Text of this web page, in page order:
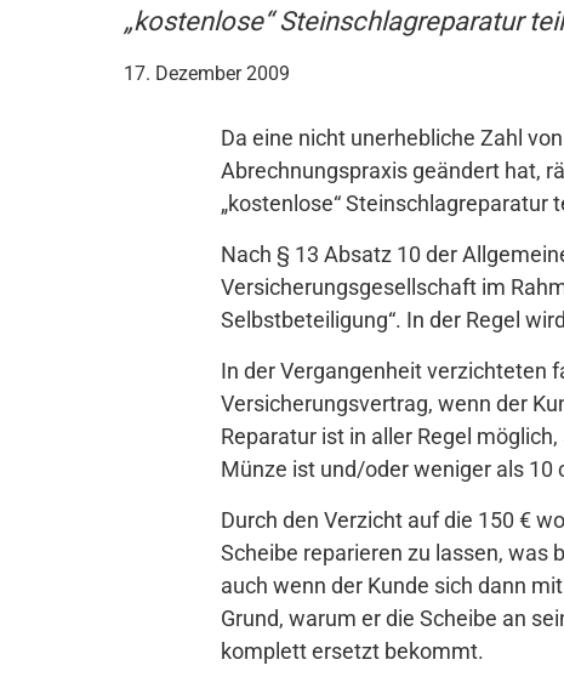
„kostenlose“ Steinschlagreparatur
17. Dezember 2009
Da eine nicht unerhebliche Zahl
Abrechnungspraxis geändert hat,
„kostenlose“ Steinschlagreparatur
Nach § 13 Absatz 10 der
Versicherungsgesellschaft im
Selbstbeteiligung“. In der Regel
In der Vergangenheit verzichteten
Versicherungsvertrag, wenn der
Reparatur ist in aller Regel
Münze ist und/oder weniger als
Durch den Verzicht auf die 150 €
Scheibe reparieren zu lassen, was
auch wenn der Kunde sich dann
Grund, warum er die Scheibe an
komplett ersetzt bekommt.